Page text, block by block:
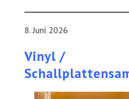
8. Juni 2026
Vinyl /